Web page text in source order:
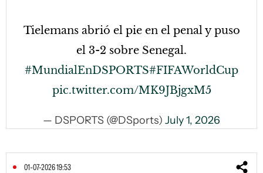
Tielemans abrió el pie en el penal y puso
el 3-2 sobre Senegal.
#MundialEnDSPORTS#FIFAWorldCup
pic.twitter.com/MK9JBjgxM5
— DSPORTS (@DSports) July 1, 2026
01-07-2026 19:53